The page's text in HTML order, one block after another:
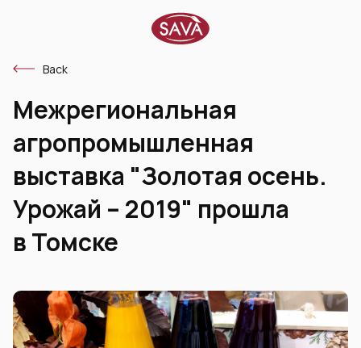
Back
Межрегиональная
агропромышленная
выставка "Золотая осень.
Урожай – 2019" прошла
в Томске